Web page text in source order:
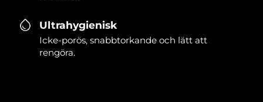
Ultrahygienisk
Icke-porös, snabbtorkande och lätt att
rengöra.